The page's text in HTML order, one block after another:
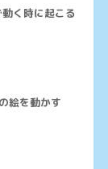
く時に起こる
絵を動かす